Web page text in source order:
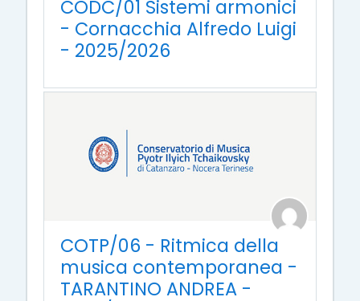
CODC/01 Sistemi armonici
- Cornacchia Alfredo Luigi
- 2025/2026
COTP/06 - Ritmica della
musica contemporanea -
TARANTINO ANDREA -